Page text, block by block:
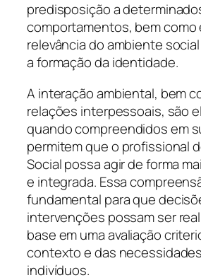
predisposição a
comportamentos, bem como
relevância do ambiente
a formação da identidade.
A interação ambiental, bem
relações interpessoais, são
quando compreendidos em
permitem que o profissional
Social possa agir de forma
e integrada. Essa
fundamental para que
intervenções possam ser
base em uma avaliação
contexto e das
indivíduos.